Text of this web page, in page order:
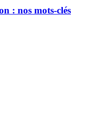
: nos mots-clés